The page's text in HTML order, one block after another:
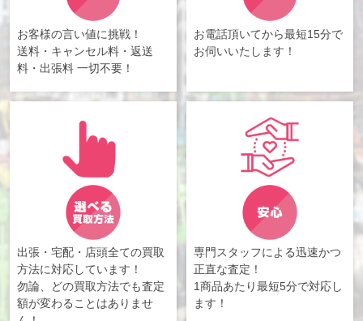
お客様の言い値に挑戦！
送料・キャンセル料・返送
料・出張料 一切不要！
お電話頂いてから最短15分で
お伺いいたします！
出張・宅配・店頭全ての買取
方法に対応しています！
勿論、どの買取方法でも査定
額が変わることはありませ
専門スタッフによる迅速かつ
正直な査定！
1商品あたり最短5分で対応し
ます！